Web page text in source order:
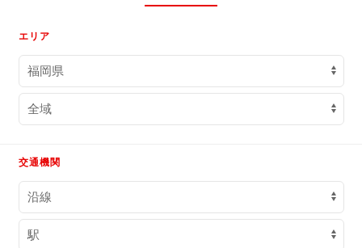
エリア
交通機関